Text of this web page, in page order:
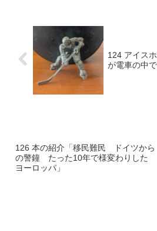
124 アイス
が電車の中
126 本の紹介「移民難民 ドイツから
の警鐘 たった10年で様変わりした
ヨーロッパ」